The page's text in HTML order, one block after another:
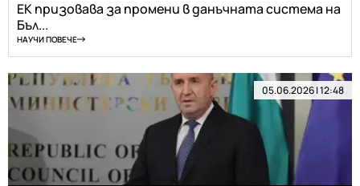
ЕК призовава за промени в данъчната система на
Бъл...
НАУЧИ ПОВЕЧЕ
05.06.2026 | 12:48